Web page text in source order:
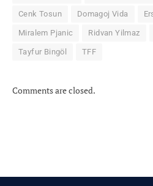
Cenk Tosun Domagoj Vida
Miralem Pjanic Ridvan Yilmaz
Tayfur Bingöl TFF
Comments are closed.